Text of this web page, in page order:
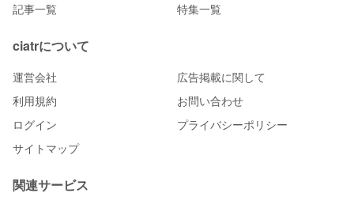
記事一覧 特集一覧
ciatrについて
運営会社
広告掲載に関して
利用規約
お問い合わせ
ログイン
プライバシーポリシー
サイトマップ
関連サービス